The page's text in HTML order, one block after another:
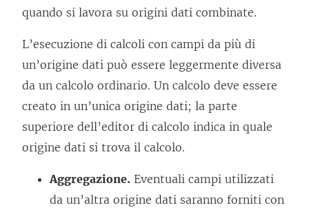
quando si lavora su origini dati combinate.
L’esecuzione di calcoli con campi da più di
un’origine dati può essere leggermente diversa
da un calcolo ordinario. Un calcolo deve essere
creato in un’unica origine dati; la parte
superiore dell’editor di calcolo indica in quale
origine dati si trova il calcolo.
Aggregazione. Eventuali campi utilizzati
da un’altra origine dati saranno forniti con